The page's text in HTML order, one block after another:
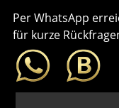
Per WhatsApp
für kurze